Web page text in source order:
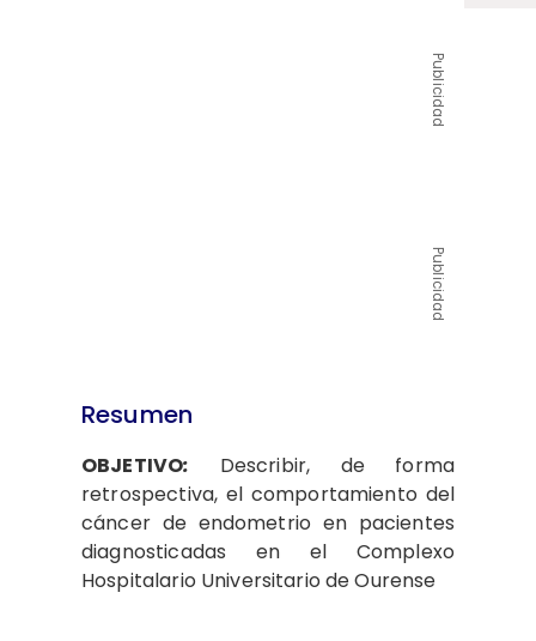
Publicidad
Publicidad
Resumen
OBJETIVO: Describir, de forma
retrospectiva, el comportamiento del
cáncer de endometrio en pacientes
diagnosticadas en el Complexo
Hospitalario Universitario de Ourense